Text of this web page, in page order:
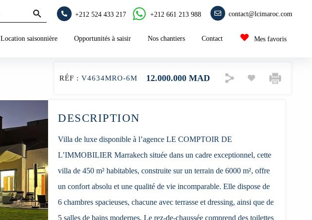
Search
Button
+212 524 433 217 +212 661 213 988 contact@lcimaroc.com
Location saisonnière Opportunités à saisir Nos chantiers Contact Mes favoris
RÉF : V4634MRO-6M 12.000.000 MAD
DESCRIPTION
Villa de luxe disponible à l’agence LE COMPTOIR DE
L’IMMOBILIER Marrakech située dans un cadre exceptionnel, cette
villa de 450 m² habitables, construite sur un terrain de 6000 m², offre
un confort absolu et une qualité de vie incomparable. Elle dispose de
6 chambres spacieuses, chacune avec terrasse et dressing, ainsi que de
5 salles de bains modernes. Le rez-de-chaussée comprend des toilettes